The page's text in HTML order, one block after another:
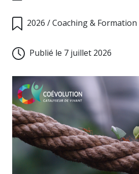
2026 /Coaching & Formation
Publié le 7 juillet 2026